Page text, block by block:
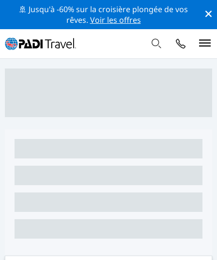
🚢 Jusqu'à -60% sur la croisière plongée de vos
rêves. Voir les offres